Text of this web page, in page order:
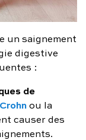
un saignement
digestive
:
de
ou la
causer des